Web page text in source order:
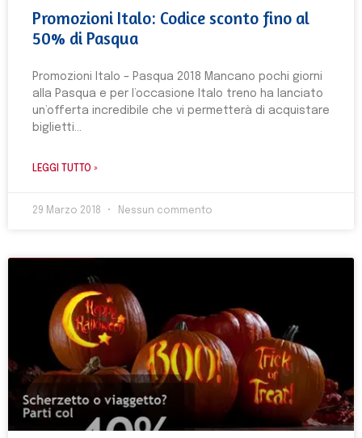
Promozioni Italo: Codice sconto fino al
50% di Pasqua
Promozioni Italo – Pasqua 2018 Mancano pochi giorni
alla Pasqua e per l’occasione Italo treno ha lanciato
un’offerta incredibile che vi permetterà di acquistare
biglietti
LEGGI TUTTO »
29 Marzo 2018 Nessun commento